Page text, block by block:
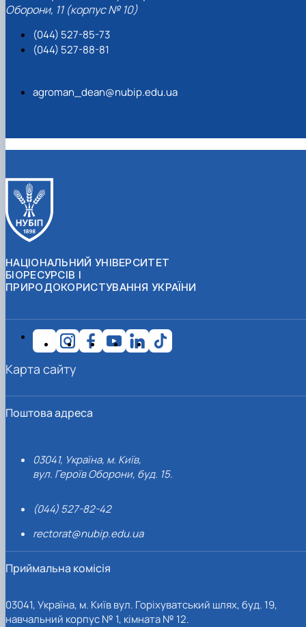
Оборони, 11 (корпус № 10)
(044) 527-85-73
(044) 527-88-81
agroman_dean@nubip.edu.ua
НАЦІОНАЛЬНИЙ УНІВЕРСИТЕТ
БІОРЕСУРСІВ І
ПРИРОДОКОРИСТУВАННЯ УКРАЇНИ
Поштова адреса
03041, Україна, м. Київ,
вул. Героїв Оборони, буд. 15.
(044) 527-82-42
rectorat@nubip.edu.ua
Приймальна комісія
03041, Україна, м. Київ вул. Горіхуватський шлях, буд. 19,
навчальний корпус № 1, кімната № 12.
Карта сайту